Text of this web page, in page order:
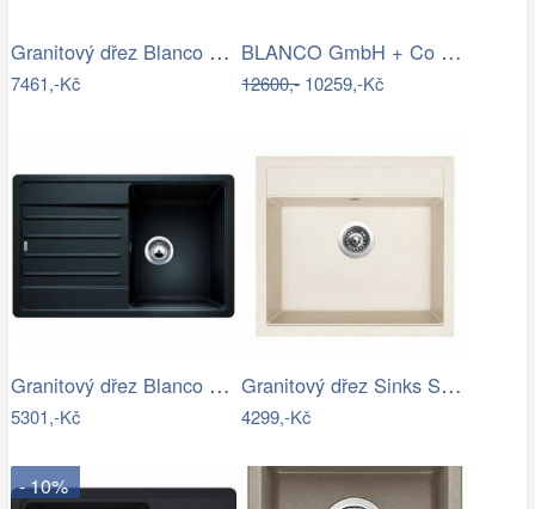
Granitový dřez Blanco ZENAR 45 S InFino…
7461,-Kč
BLANCO GmbH + Co KG Granitový dřez…
12600,-10259,-Kč
Granitový dřez Blanco LEGRA 45 S…
5301,-Kč
Granitový dřez Sinks SOLO 560 Sahara
4299,-Kč
- 10%